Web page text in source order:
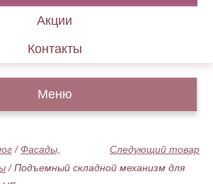
Акции
Контакты
Меню
Следующий товар
/ Фасады,
/Подъемный складной механизм для